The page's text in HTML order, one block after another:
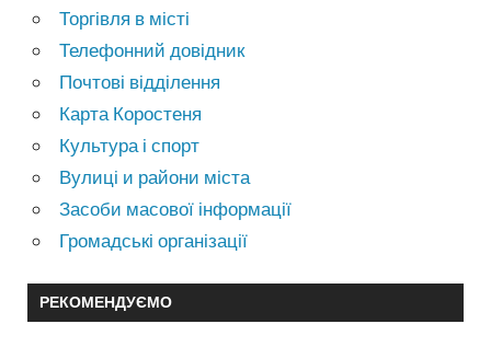
Торгівля в місті
Телефонний довідник
Почтові відділення
Карта Коростеня
Культура і спорт
Вулиці и райони міста
Засоби масової інформації
Громадські організації
РЕКОМЕНДУЄМО